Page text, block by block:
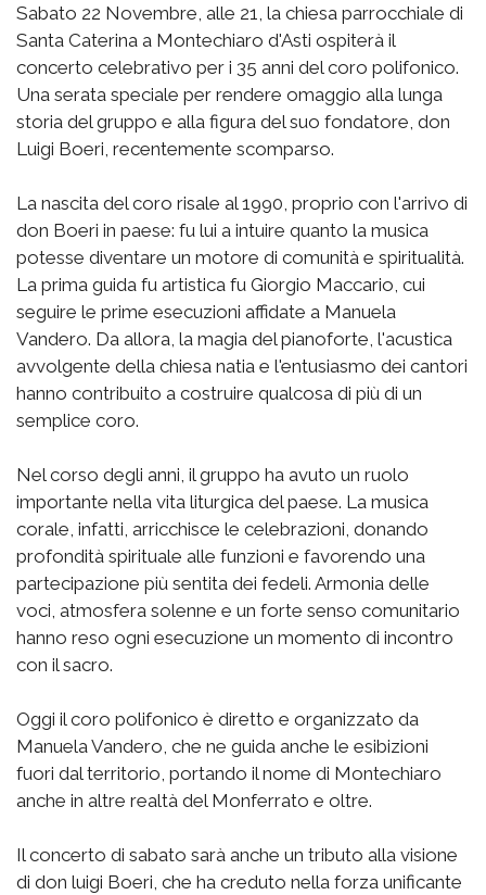
Sabato 22 Novembre, alle 21, la chiesa parrocchiale di
Santa Caterina a Montechiaro d'Asti ospiterà il
concerto celebrativo per i 35 anni del coro polifonico.
Una serata speciale per rendere omaggio alla lunga
storia del gruppo e alla figura del suo fondatore, don
Luigi Boeri, recentemente scomparso.
La nascita del coro risale al 1990, proprio con l'arrivo di
don Boeri in paese: fu lui a intuire quanto la musica
potesse diventare un motore di comunità e spiritualità.
La prima guida fu artistica fu Giorgio Maccario, cui
seguire le prime esecuzioni affidate a Manuela
Vandero. Da allora, la magia del pianoforte, l'acustica
avvolgente della chiesa natia e l'entusiasmo dei cantori
hanno contribuito a costruire qualcosa di più di un
semplice coro.
Nel corso degli anni, il gruppo ha avuto un ruolo
importante nella vita liturgica del paese. La musica
corale, infatti, arricchisce le celebrazioni, donando
profondità spirituale alle funzioni e favorendo una
partecipazione più sentita dei fedeli. Armonia delle
voci, atmosfera solenne e un forte senso comunitario
hanno reso ogni esecuzione un momento di incontro
con il sacro.
Oggi il coro polifonico è diretto e organizzato da
Manuela Vandero, che ne guida anche le esibizioni
fuori dal territorio, portando il nome di Montechiaro
anche in altre realtà del Monferrato e oltre.
Il concerto di sabato sarà anche un tributo alla visione
di don luigi Boeri, che ha creduto nella forza unificante